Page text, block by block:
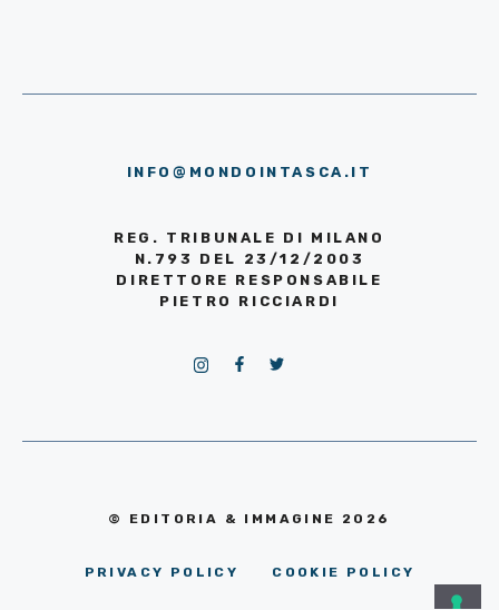
INFO@MONDOINTASCA.IT
REG. TRIBUNALE DI MILANO
N.793 DEL 23/12/2003
DIRETTORE RESPONSABILE
PIETRO RICCIARDI
© EDITORIA & IMMAGINE 2026
PRIVACY POLICY COOKIE POLICY